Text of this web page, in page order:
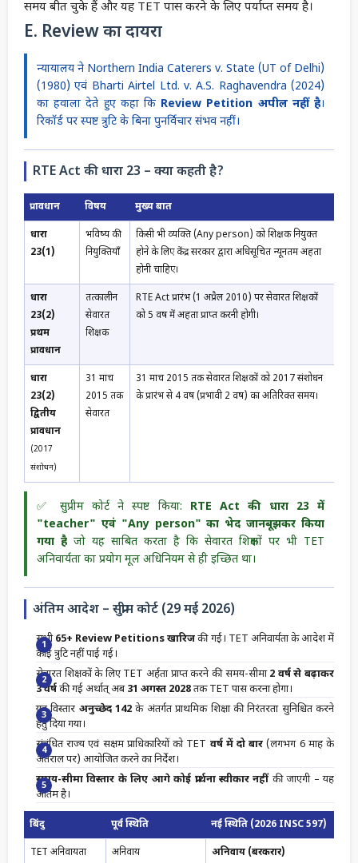
समय बीत चुके हैं और यह TET पास करने के लिए पर्याप्त समय है।
E. Review का दायरा
न्यायालय ने Northern India Caterers v. State (UT of Delhi)
(1980) एवं Bharti Airtel Ltd. v. A.S. Raghavendra (2024)
का हवाला देते हुए कहा कि Review Petition अपील नहीं है।
रिकॉर्ड पर स्पष्ट त्रुटि के बिना पुनर्विचार संभव नहीं।
RTE Act की धारा 23 – क्या कहती है?
प्रावधान विषय मुख्य बात
धारा
23(1)
भविष्य की
नियुक्तियाँ
किसी भी व्यक्ति (Any person) को शिक्षक नियुक्त
होने के लिए केंद्र सरकार द्वारा अधिसूचित न्यूनतम अर्हता
होनी चाहिए।
धारा
23(2)
प्रथम
प्रावधान
तत्कालीन
सेवारत
शिक्षक
RTE Act प्रारंभ (1 अप्रैल 2010) पर सेवारत शिक्षकों
को 5 वर्ष में अर्हता प्राप्त करनी होगी।
धारा
23(2)
द्वितीय
प्रावधान
(2017
संशोधन)
31 मार्च
2015 तक
सेवारत
31 मार्च 2015 तक सेवारत शिक्षकों को 2017 संशोधन
के प्रारंभ से 4 वर्ष (प्रभावी 2 वर्ष) का अतिरिक्त समय।
✅ सुप्रीम कोर्ट ने स्पष्ट किया: RTE Act की धारा 23 में
"teacher" एवं "Any person" का भेद जानबूझकर किया
गया है जो यह साबित करता है कि सेवारत शिक्षकों पर भी TET
अनिवार्यता का प्रयोग मूल अधिनियम से ही इच्छित था।
अंतिम आदेश – सुप्रीम कोर्ट (29 मई 2026)
सभी65+ Review Petitions खारिजकी गईं। TET अनिवार्यता के आदेश में
कोई त्रुटि नहीं पाई गई।
सेवारत शिक्षकों के लिए TET अर्हता प्राप्त करने की समय-सीमा2 वर्ष से बढ़ाकर
3 वर्षकी गई अर्थात् अब31 अगस्त 2028तक TET पास करना होगा।
यह विस्तार अनुच्छेद 142 के अंतर्गत प्राथमिक शिक्षा की निरंतरता सुनिश्चित करने
हेतु दिया गया।
संबंधित राज्य एवं सक्षम प्राधिकारियों को TET वर्ष में दो बार (लगभग 6 माह के
अंतराल पर) आयोजित करने का निर्देश।
समय-सीमा विस्तार के लिए आगे कोई प्रार्थना स्वीकार नहीं की जाएगी – यह
अंतिम है।
बिंदु पूर्व स्थिति नई स्थिति (2026 INSC 597)
TET अनिवार्यता अनिवार्य अनिवार्य (बरकरार)